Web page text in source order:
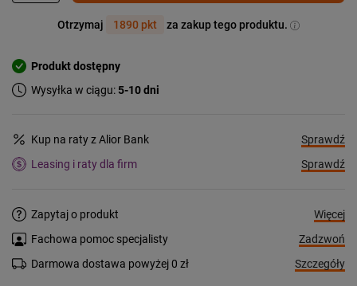
Otrzymaj 1890 pkt za zakup tego produktu.
Produkt dostępny
Wysyłka w ciągu:5-10 dni
Kup na raty z Alior Bank
Sprawdź
Leasing i raty dla firm
Sprawdź
Zapytaj o produkt
Więcej
Fachowa pomoc specjalisty
Zadzwoń
Darmowa dostawa powyżej 0 zł
Szczegóły